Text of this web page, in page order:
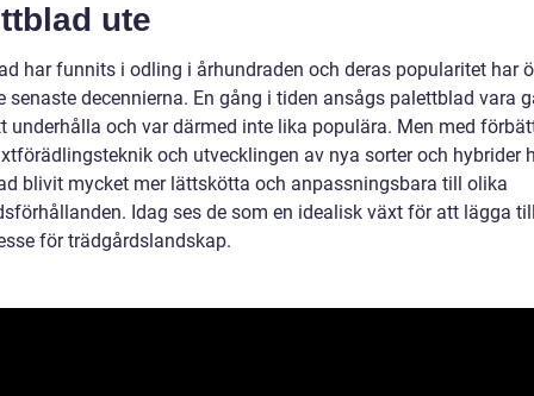
ute
har funnits i odling i århundraden och deras popularitet har
senaste decennierna. En gång i tiden ansågs palettblad vara
underhålla och var därmed inte lika populära. Men med
och utvecklingen av nya sorter och hybrider
blivit mycket mer lättskötta och anpassningsbara till olika
Idag ses de som en idealisk växt för att lägga
för trädgårdslandskap.